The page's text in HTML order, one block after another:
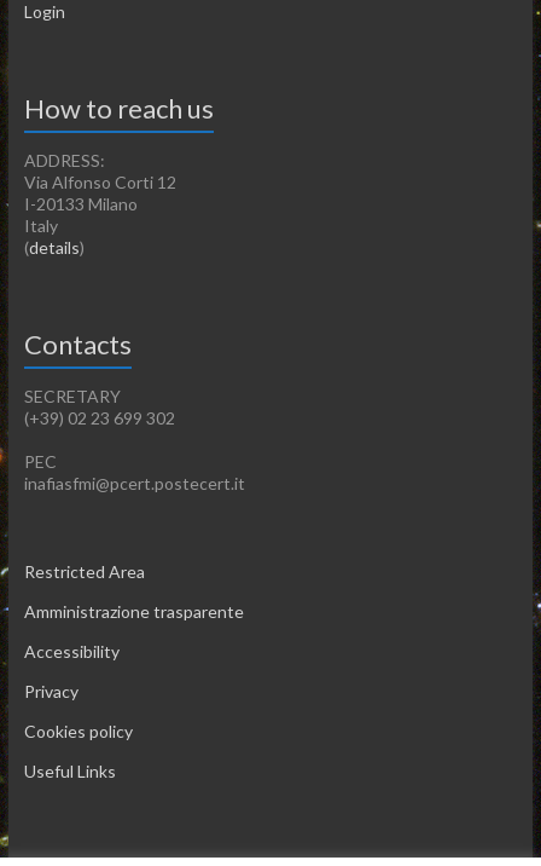
Login
How to reach us
ADDRESS:
Via Alfonso Corti 12
I-20133 Milano
Italy
(details)
Contacts
SECRETARY
(+39) 02 23 699 302
PEC
inafiasfmi@pcert.postecert.it
Restricted Area
Amministrazione trasparente
Accessibility
Privacy
Cookies policy
Useful Links